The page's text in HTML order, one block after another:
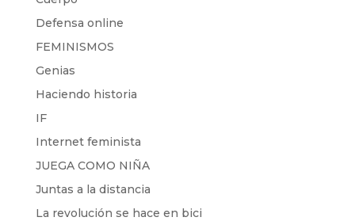
Defensa online
FEMINISMOS
Genias
Haciendo historia
IF
Internet feminista
JUEGA COMO NIÑA
Juntas a la distancia
La revolución se hace en bici